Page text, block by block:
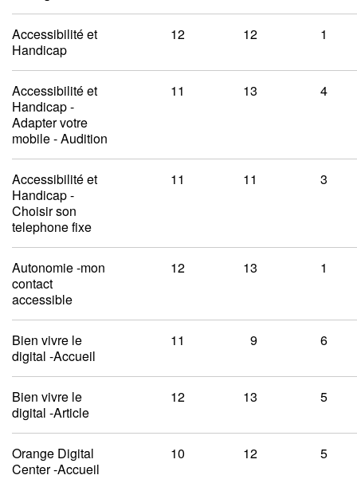
Accessibilité et
Handicap
12 12 1
Accessibilité et
Handicap -
Adapter votre
mobile - Audition
11 13 4
Accessibilité et
Handicap -
Choisir son
telephone fixe
11 11 3
Autonomie -mon
contact
accessible
12 13 1
Bien vivre le
digital -Accueil
11 9 6
Bien vivre le
digital -Article
12 13 5
Orange Digital
Center -Accueil
10 12 5